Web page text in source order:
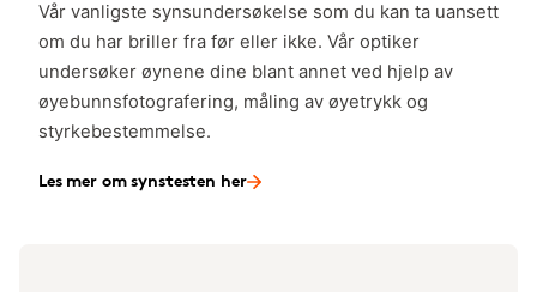
Vår vanligste synsundersøkelse som du kan ta uansett
om du har briller fra før eller ikke. Vår optiker
undersøker øynene dine blant annet ved hjelp av
øyebunnsfotografering, måling av øyetrykk og
styrkebestemmelse.
Les mer om synstesten her